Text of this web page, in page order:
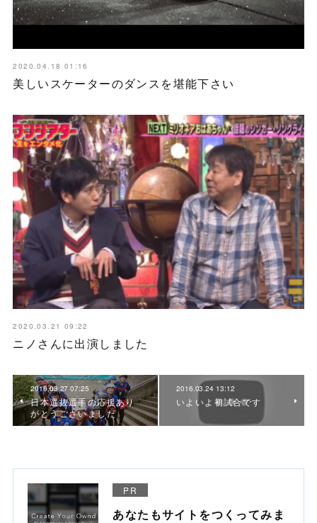
2020.04.18 01:16
美しいスケーターのダンスを堪能下さい
2020.03.21 09:22
ニノさんに出演しました
2016.03.27 07:25
日本選抜選手の応援あり
がとうございました
2016.03.24 13:12
いよいよ初試合です
PR
あなたもサイトをつくってみま